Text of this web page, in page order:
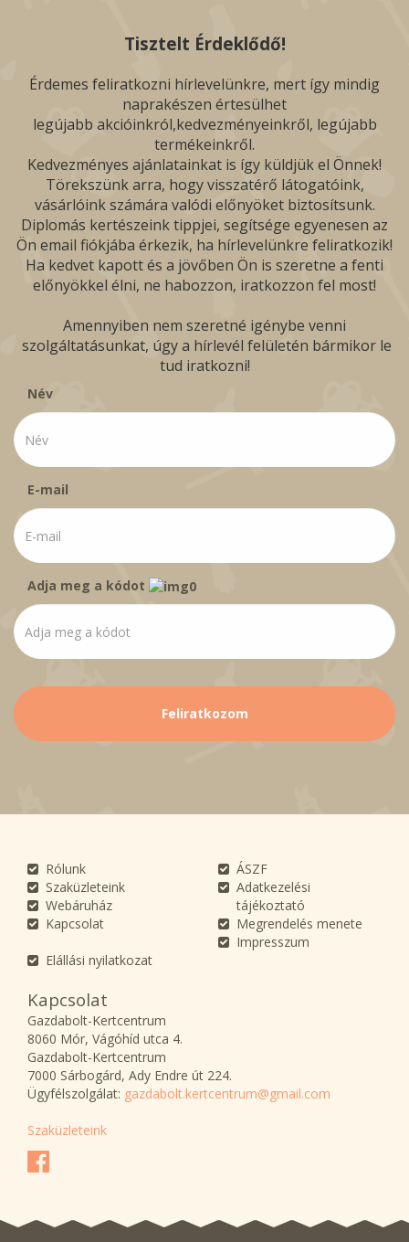
Tisztelt Érdeklődő!
Érdemes feliratkozni hírlevelünkre, mert így mindig
naprakészen értesülhet
legújabb akcióinkról,kedvezményeinkről, legújabb
termékeinkről.
Kedvezményes ajánlatainkat is így küldjük el Önnek!
Törekszünk arra, hogy visszatérő látogatóink,
vásárlóink számára valódi előnyöket biztosítsunk.
Diplomás kertészeink tippjei, segítsége egyenesen az
Ön email fiókjába érkezik, ha hírlevelünkre feliratkozik!
Ha kedvet kapott és a jövőben Ön is szeretne a fenti
előnyökkel élni, ne habozzon, iratkozzon fel most!
Amennyiben nem szeretné igénybe venni
szolgáltatásunkat, úgy a hírlevél felületén bármikor le
tud iratkozni!
Név
E-mail
Adja meg a kódot
Rólunk
Szaküzleteink
Webáruház
Kapcsolat
ÁSZF
Adatkezelési
tájékoztató
Megrendelés menete
Impresszum
Elállási nyilatkozat
Kapcsolat
Gazdabolt-Kertcentrum
8060 Mór, Vágóhíd utca 4.
Gazdabolt-Kertcentrum
7000 Sárbogárd, Ady Endre út 224.
Ügyfélszolgálat: gazdabolt.kertcentrum@gmail.com
Szaküzleteink